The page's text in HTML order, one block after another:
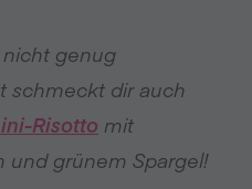
genug
schmeckt dir auch
Risotto mit
und grünem Spargel!